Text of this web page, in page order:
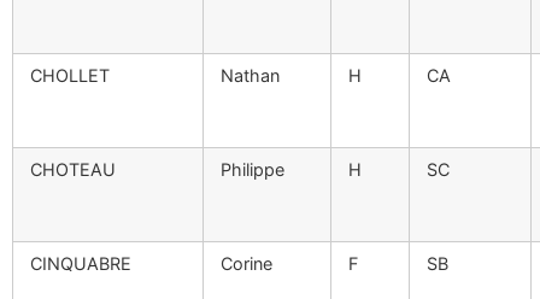
CHOLLET Nathan H CA
CHOTEAU Philippe H SC
CINQUABRE Corine F SB